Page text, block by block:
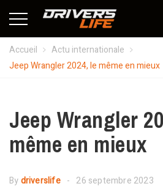
Accueil
Actu internationale
Jeep Wrangler 2024, le même en mieux
Jeep Wrangler
même en mieux
Bydriverslife 26 septembre 2023